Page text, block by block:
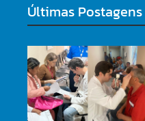
Últimas Postagens